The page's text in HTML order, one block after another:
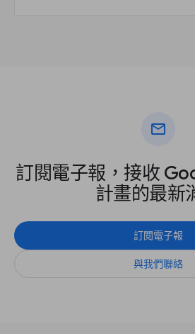
mail
訂閱電子報，接收
計畫的最新
訂閱電子報
與我們聯絡